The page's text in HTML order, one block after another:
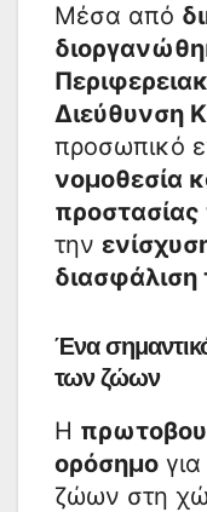
Μέσα από
Διεύθυνση
προσωπικό
νομοθεσία
την
διασφάλιση
Ένα
των ζώων
Η
ορόσημο
ζώων στη